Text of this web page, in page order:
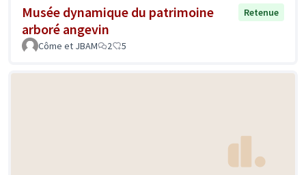
Musée dynamique du patrimoine
arboré angevin
Retenue
Côme et JBAM 2 5